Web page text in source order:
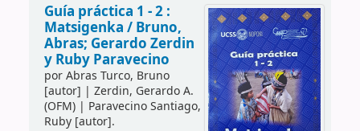
Guía práctica 1 - 2 :
Matsigenka / Bruno,
Abras; Gerardo Zerdin
y Ruby Paravecino
porAbras Turco, Bruno
[autor] | Zerdin, Gerardo A.
(OFM)| Paravecino Santiago,
Ruby[autor].